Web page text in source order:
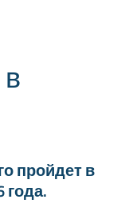
пройдет в
года.